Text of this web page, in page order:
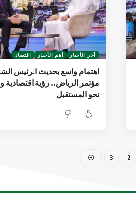
آخر الأخبار أهم الأخبار اقتصاد
اهتمام واسع بحديث الرئيس
مؤتمر الرياض.. رؤية اقتصادية
نحو المستقبل
2
3